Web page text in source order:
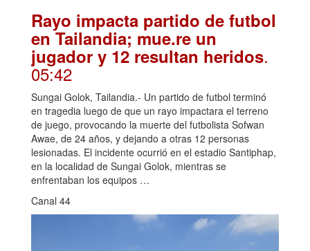
Rayo impacta partido de futbol
en Tailandia; mue.re un
jugador y 12 resultan heridos.
05:42
Sungai Golok, Tailandia.- Un partido de futbol terminó
en tragedia luego de que un rayo impactara el terreno
de juego, provocando la muerte del futbolista Sofwan
Awae, de 24 años, y dejando a otras 12 personas
lesionadas. El incidente ocurrió en el estadio Santiphap,
en la localidad de Sungai Golok, mientras se
enfrentaban los equipos …
Canal 44